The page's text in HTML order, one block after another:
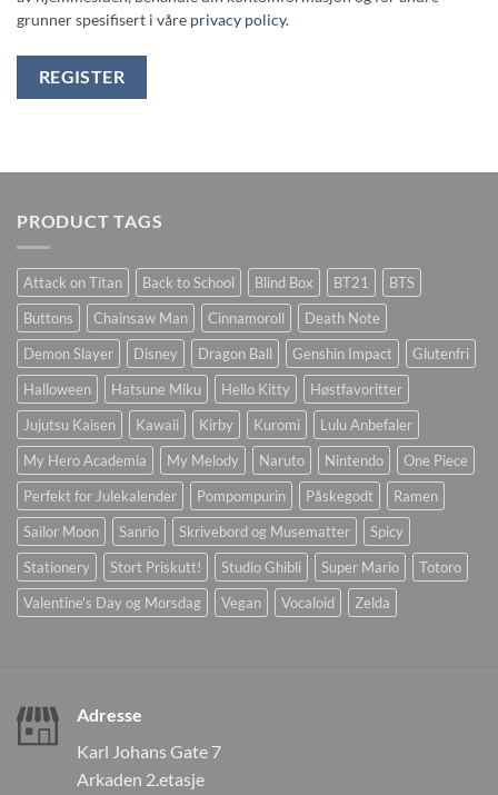
grunner spesifisert i våre privacy policy.
REGISTER
PRODUCT TAGS
Attack on Titan Back to School Blind Box BT21
BTS
Buttons
Chainsaw Man Cinnamoroll
Death Note
Demon Slayer
Disney Dragon Ball Genshin Impact
Glutenfri
Halloween
Hatsune Miku Hello Kitty
Høstfavoritter
Jujutsu Kaisen
Kawaii Kirby Kuromi
Lulu Anbefaler
My Hero Academia
My Melody Naruto Nintendo
One Piece
Perfekt for Julekalender
Pompompurin Påskegodt
Ramen
Sailor Moon
Sanrio Skrivebord og Musematter
Spicy
Stationery
Stort Priskutt! Studio Ghibli Super Mario
Totoro
Valentine's Day og Morsdag
Vegan Vocaloid Zelda
Adresse
Karl Johans Gate 7
Arkaden 2.etasje